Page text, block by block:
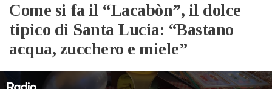
Come si fa il “Lacabòn”, il dolce
tipico di Santa Lucia: “Bastano
acqua, zucchero e miele”